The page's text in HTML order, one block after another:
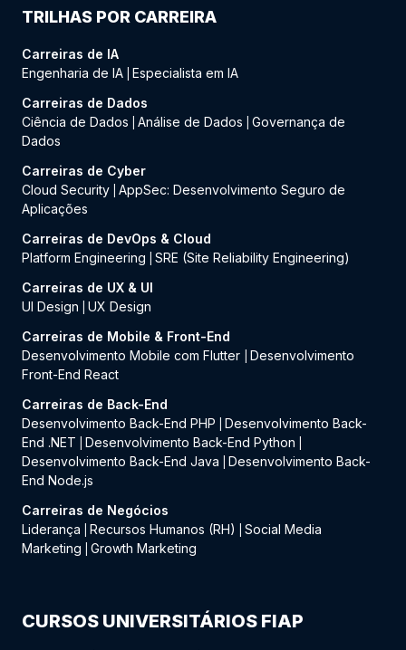
TRILHAS POR CARREIRA
Carreiras de IA
Engenharia de IA Especialista em IA
Carreiras de Dados
Ciência de Dados
Análise de Dados
Governança de
Dados
Carreiras de Cyber
Cloud Security AppSec: Desenvolvimento Seguro de
Aplicações
Carreiras de DevOps & Cloud
Platform Engineering
SRE (Site Reliability Engineering)
Carreiras de UX & UI
UI Design
UX Design
Carreiras de Mobile & Front-End
Desenvolvimento Mobile com Flutter
Desenvolvimento
Front-End React
Carreiras de Back-End
Desenvolvimento Back-End PHP
Desenvolvimento Back-
End .NET
Desenvolvimento Back-End Python
Desenvolvimento Back-End Java
Desenvolvimento Back-
End Node.js
Carreiras de Negócios
Liderança
Recursos Humanos (RH)
Social Media
Marketing
Growth Marketing
CURSOS UNIVERSITÁRIOS FIAP